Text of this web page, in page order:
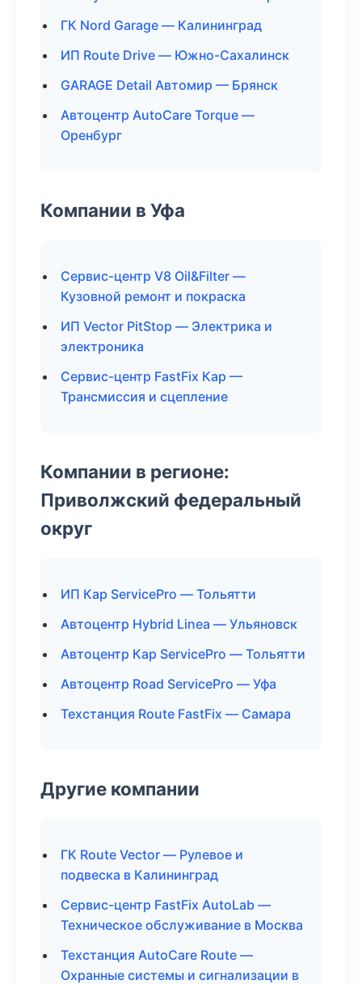
ГК Nord Garage — Калининград
ИП Route Drive — Южно-Сахалинск
GARAGE Detail Автомир — Брянск
Автоцентр AutoCare Torque —
Оренбург
Компании в Уфа
Сервис-центр V8 Oil&Filter —
Кузовной ремонт и покраска
ИП Vector PitStop — Электрика и
электроника
Сервис-центр FastFix Кар —
Трансмиссия и сцепление
Компании в регионе:
Приволжский федеральный
округ
ИП Кар ServicePro — Тольятти
Автоцентр Hybrid Linea — Ульяновск
Автоцентр Кар ServicePro — Тольятти
Автоцентр Road ServicePro — Уфа
Техстанция Route FastFix — Самара
Другие компании
ГК Route Vector — Рулевое и
подвеска в Калининград
Сервис-центр FastFix AutoLab —
Техническое обслуживание в Москва
Техстанция AutoCare Route —
Охранные системы и сигнализации в